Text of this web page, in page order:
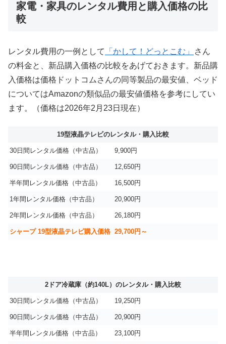
家電・家具のレンタル費用と購入価格の比
較
レンタル費用の一例として 「かして！どっとこむ」
さん
の料金と、新品購入価格の比較をあげておきます。新品購
入価格は価格ドットコムさんの同等製品の最安値、ベッド
についてはAmazonの類似品の最安値価格を参考にしてい
ます。（価格は2026年2月23日現在）
19型液晶テレビのレンタル・購入比較
30日間レンタル価格（中古品） 9,900円
90日間レンタル価格（中古品） 12,650円
半年間レンタル価格（中古品） 16,500円
1年間レンタル価格（中古品） 20,900円
2年間レンタル価格（中古品） 26,180円
シャープ 19型液晶テレビ購入価格 29,700円～
2ドア冷蔵庫（約140L）のレンタル・購入比較
30日間レンタル価格（中古品） 19,250円
90日間レンタル価格（中古品） 20,900円
半年間レンタル価格（中古品） 23,100円